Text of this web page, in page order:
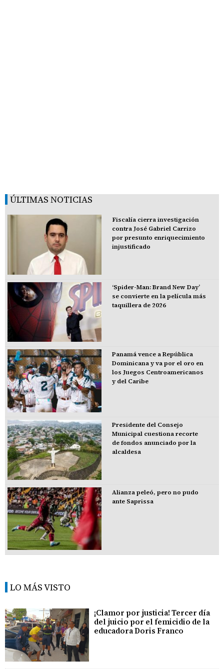
ÚLTIMAS NOTICIAS
Fiscalía cierra investigación
contra José Gabriel Carrizo
por presunto enriquecimiento
injustificado
‘Spider-Man: Brand New Day’
se convierte en la película más
taquillera de 2026
Panamá vence a República
Dominicana y va por el oro en
los Juegos Centroamericanos
y del Caribe
Presidente del Consejo
Municipal cuestiona recorte
de fondos anunciado por la
alcaldesa
Alianza peleó, pero no pudo
ante Saprissa
LO MÁS VISTO
¡Clamor por justicia! Tercer día
del juicio por el femicidio de la
educadora Doris Franco